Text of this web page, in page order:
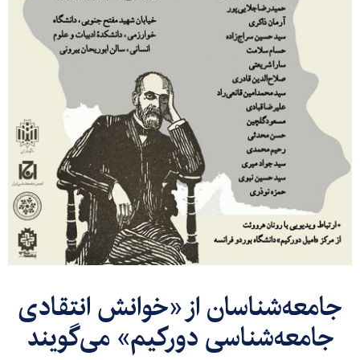
جامعه‌شناسان از «خوانش انتقادی
جامعه‌شناسی دورکیم» می‌گویند